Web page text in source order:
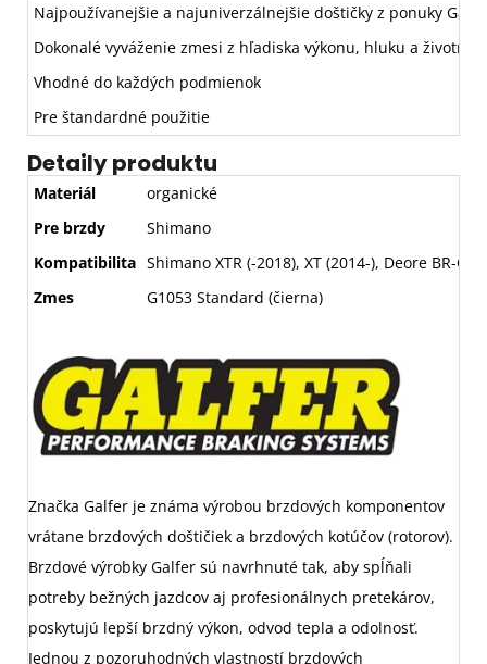
Najpoužívanejšie a najuniverzálnejšie doštičky z ponuky
Dokonalé vyváženie zmesi z hľadiska výkonu, hluku a
Vhodné do každých podmienok
Pre štandardné použitie
Detaily produktu
Materiál
organické
Pre brzdy
Shimano
Kompatibilita Shimano XTR (-2018), XT (2014-), Deore BR-
Zmes
G1053 Standard (čierna)
Značka Galfer je známa výrobou brzdových komponentov
vrátane brzdových doštičiek a brzdových kotúčov (rotorov).
Brzdové výrobky Galfer sú navrhnuté tak, aby spĺňali
potreby bežných jazdcov aj profesionálnych pretekárov,
poskytujú lepší brzdný výkon, odvod tepla a odolnosť.
Jednou z pozoruhodných vlastností brzdových